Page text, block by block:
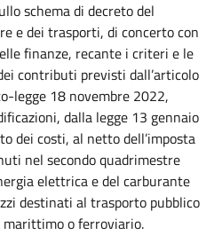
schema di decreto del
e dei trasporti, di concerto con
finanze, recante i criteri e le
contributi previsti dall’articolo
legge 18 novembre 2022,
dalla legge 13 gennaio
dei costi, al netto dell’imposta
nel secondo quadrimestre
elettrica e del carburante
destinati al trasporto pubblico
marittimo o ferroviario.